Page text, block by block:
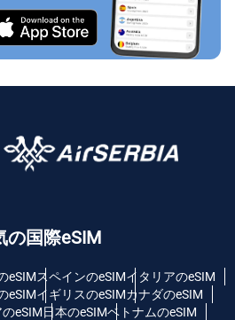
の国際eSIM
eSIMスペインのeSIMイタリアのeSIM
eSIMイギリスのeSIMカナダのeSIM
eSIM日本のeSIMベトナムのeSIM